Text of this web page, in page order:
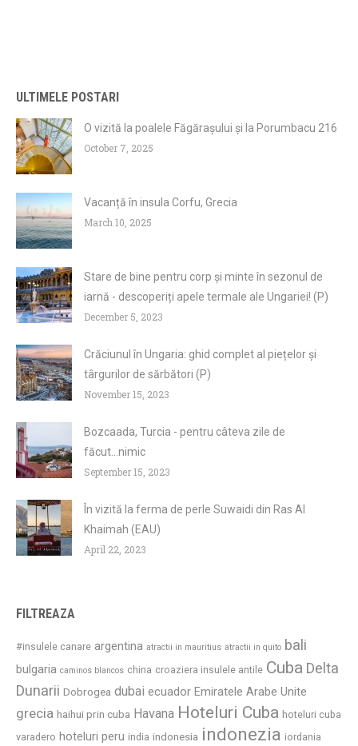
ULTIMELE POSTARI
O vizită la poalele Făgărașului și la Porumbacu 216
October 7, 2025
Vacanță în insula Corfu, Grecia
March 10, 2025
Stare de bine pentru corp și minte în sezonul de
iarnă - descoperiți apele termale ale Ungariei! (P)
December 5, 2023
Crăciunul în Ungaria: ghid complet al piețelor și
târgurilor de sărbători (P)
November 15, 2023
Bozcaada, Turcia - pentru câteva zile de
făcut...nimic
September 15, 2023
În vizită la ferma de perle Suwaidi din Ras Al
Khaimah (EAU)
April 22, 2023
FILTREAZA
#insulele canare argentina atractii in mauritius atractii in quito bali
bulgaria caminos blancos china croaziera insulele antile Cuba Delta
Dunarii Dobrogea dubai ecuador Emiratele Arabe Unite
grecia haihui prin cuba Havana Hoteluri Cuba hoteluri cuba
varadero hoteluri peru india indonesia indonezia iordania